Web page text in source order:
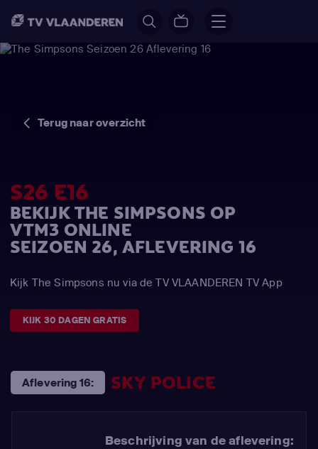
Terug naar overzicht
S26 E16
BEKIJK THE SIMPSONS OP
VTM3 ONLINE
SEIZOEN 26, AFLEVERING 16
Kijk The Simpsons nu via de TV VLAANDEREN TV App
KIJK 30 DAGEN GRATIS
Aflevering 16: SKY POLICE
Beschrijving van de aflevering: